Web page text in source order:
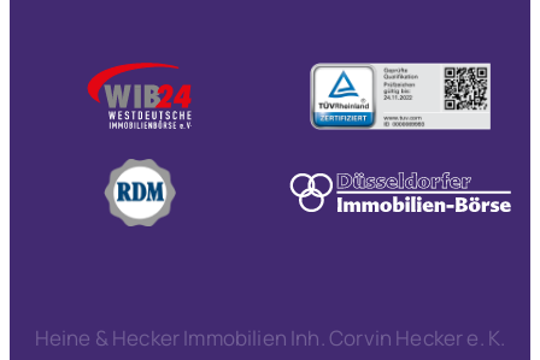
Heine & Hecker Immobilien Inh. Corvin Hecker e. K.